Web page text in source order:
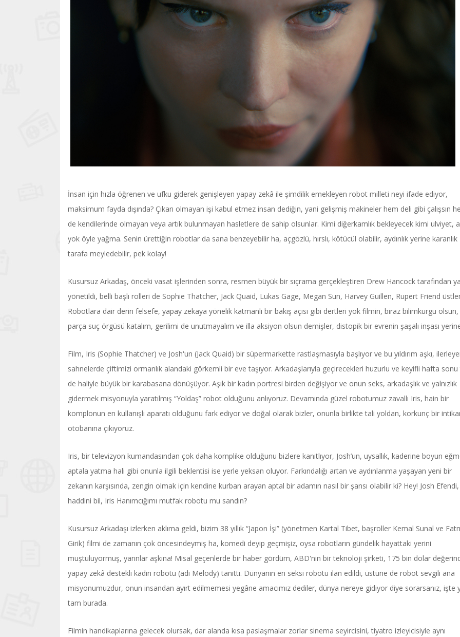
İnsan için hızla öğrenen ve ufku giderek genişleyen yapay zekâ ile şimdilik emekleyen robot milleti neyi ifade ediyor,
maksimum fayda dışında? Çıkarı olmayan işi kabul etmez insan dediğin, yani gelişmiş makineler hem deli gibi çalışsın
de kendilerinde olmayan veya artık bulunmayan hasletlere de sahip olsunlar. Kimi diğerkamlık bekleyecek kimi ulviyet,
yok öyle yağma. Senin ürettiğin robotlar da sana benzeyebilir ha, açgözlü, hırslı, kötücül olabilir, aydınlık yerine karanlık
tarafa meyledebilir, pek kolay!
Kusursuz Arkadaş, önceki vasat işlerinden sonra, resmen büyük bir sıçrama gerçekleştiren Drew Hancock tarafından
yönetildi, belli başlı rolleri de Sophie Thatcher, Jack Quaid, Lukas Gage, Megan Sun, Harvey Guillen, Rupert Friend
Robotlara dair derin felsefe, yapay zekaya yönelik katmanlı bir bakış açısı gibi dertleri yok filmin, biraz bilimkurgu
parça suç örgüsü katalım, gerilimi de unutmayalım ve illa aksiyon olsun demişler, distopik bir evrenin şaşalı inşası
Film, Iris (Sophie Thatcher) ve Josh'un (Jack Quaid) bir süpermarkette rastlaşmasıyla başlıyor ve bu yıldırım aşkı,
sahnelerde çiftimizi ormanlık alandaki görkemli bir eve taşıyor. Arkadaşlarıyla geçirecekleri huzurlu ve keyifli hafta
de haliyle büyük bir karabasana dönüşüyor. Aşık bir kadın portresi birden değişiyor ve onun seks, arkadaşlık ve yalnızlık
gidermek misyonuyla yaratılmış “Yoldaş” robot olduğunu anlıyoruz. Devamında güzel robotumuz zavallı Iris, hain bir
komplonun en kullanışlı aparatı olduğunu fark ediyor ve doğal olarak bizler, onunla birlikte tali yoldan, korkunç bir
otobanına çıkıyoruz.
Iris, bir televizyon kumandasından çok daha komplike olduğunu bizlere kanıtlıyor, Josh’un, uysallık, kaderine boyun
aptala yatma hali gibi onunla ilgili beklentisi ise yerle yeksan oluyor. Farkındalığı artan ve aydınlanma yaşayan yeni bir
zekanın karşısında, zengin olmak için kendine kurban arayan aptal bir adamın nasıl bir şansı olabilir ki? Hey! Josh Efendi,
haddini bil, Iris Hanımcığımı mutfak robotu mu sandın?
Kusursuz Arkadaşı izlerken aklıma geldi, bizim 38 yıllık “Japon İşi” (yönetmen Kartal Tibet, başroller Kemal Sunal ve
Girik) filmi de zamanın çok öncesindeymiş ha, komedi deyip geçmişiz, oysa robotların gündelik hayattaki yerini
muştuluyormuş, yarınlar aşkına! Misal geçenlerde bir haber gördüm, ABD'nin bir teknoloji şirketi, 175 bin dolar
yapay zekâ destekli kadın robotu (adı Melody) tanıttı. Dünyanın en seksi robotu ilan edildi, üstüne de robot sevgili ana
misyonumuzdur, onun insandan ayırt edilmemesi yegâne amacımız dediler, dünya nereye gidiyor diye sorarsanız, işte
tam burada.
Filmin handikaplarına gelecek olursak, dar alanda kısa paslaşmalar zorlar sinema seyircisini, tiyatro izleyicisiyle aynı